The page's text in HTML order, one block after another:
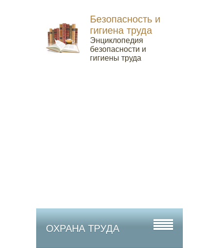
Безопасность и
гигиена труда
Энциклопедия
безопасности и
гигиены труда
ОХРАНА ТРУДА